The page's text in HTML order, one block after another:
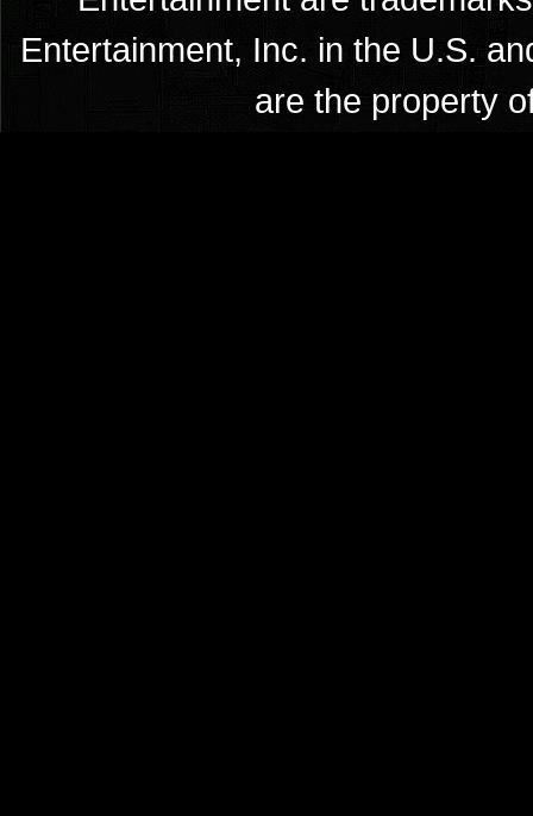
Entertainment, Inc. in the U.S.
are the property